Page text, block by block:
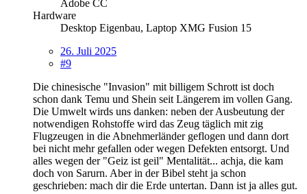
Adobe CC
Hardware
Desktop Eigenbau, Laptop XMG Fusion 15
26. Juli 2025
#9
Die chinesische "Invasion" mit billigem Schrott ist doch
schon dank Temu und Shein seit Längerem im vollen Gang.
Die Umwelt wirds uns danken: neben der Ausbeutung der
notwendigen Rohstoffe wird das Zeug täglich mit zig
Flugzeugen in die Abnehmerländer geflogen und dann dort
bei nicht mehr gefallen oder wegen Defekten entsorgt. Und
alles wegen der "Geiz ist geil" Mentalität... achja, die kam
doch von Sarurn. Aber in der Bibel steht ja schon
geschrieben: mach dir die Erde untertan. Dann ist ja alles gut.